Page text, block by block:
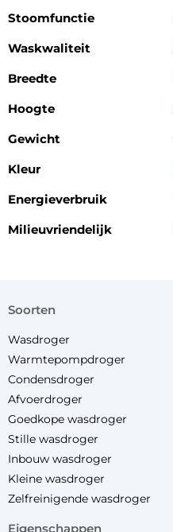
Stoomfunctie
Waskwaliteit
Breedte
Hoogte
Gewicht
Kleur
Energieverbruik
Milieuvriendelijk
soorten
Wasdroger
Warmtepompdroger
Condensdroger
Afvoerdroger
Goedkope wasdroger
Stille wasdroger
Inbouw wasdroger
Kleine wasdroger
Zelfreinigende wasdroger
eigenschappen